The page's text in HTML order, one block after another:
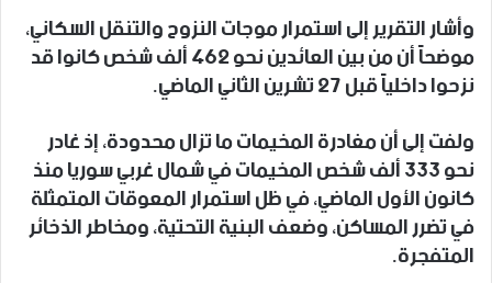
وأشار التقرير إلى استمرار موجات النزوح والتنقل السكاني،
موضحاً أن من بين العائدين نحو 462 ألف شخص كانوا قد
نزحوا داخلياً قبل 27 تشرين الثاني الماضي.
ولفت إلى أن مغادرة المخيمات ما تزال محدودة، إذ غادر
نحو 333 ألف شخص المخيمات في شمال غربي سوريا منذ
كانون الأول الماضي، في ظل استمرار المعوقات المتمثلة
في تضرر المساكن، وضعف البنية التحتية، ومخاطر الذخائر
المتفجرة.